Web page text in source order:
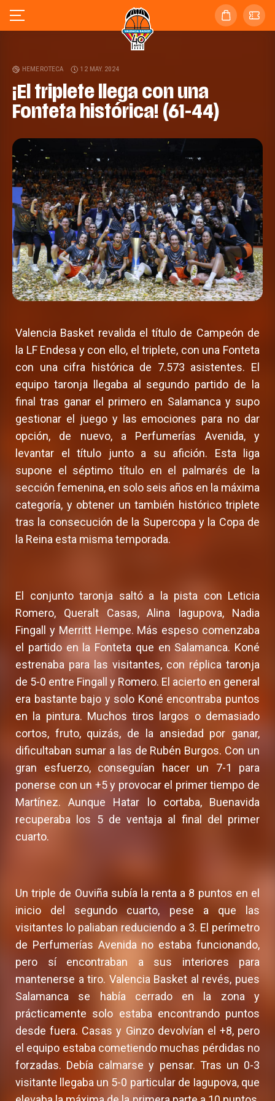
HEMEROTECA 12 MAY. 2024
¡El triplete llega con una
Fonteta histórica! (61-44)
Valencia Basket revalida el título de Campeón de
la LF Endesa y con ello, el triplete, con una Fonteta
con una cifra histórica de 7.573 asistentes. El
equipo taronja llegaba al segundo partido de la
final tras ganar el primero en Salamanca y supo
gestionar el juego y las emociones para no dar
opción, de nuevo, a Perfumerías Avenida, y
levantar el título junto a su afición. Esta liga
supone el séptimo título en el palmarés de la
sección femenina, en solo seis años en la máxima
categoría, y obtener un también histórico triplete
tras la consecución de la Supercopa y la Copa de
la Reina esta misma temporada.
El conjunto taronja saltó a la pista con Leticia
Romero, Queralt Casas, Alina Iagupova, Nadia
Fingall y Merritt Hempe. Más espeso comenzaba
el partido en la Fonteta que en Salamanca. Koné
estrenaba para las visitantes, con réplica taronja
de 5-0 entre Fingall y Romero. El acierto en general
era bastante bajo y solo Koné encontraba puntos
en la pintura. Muchos tiros largos o demasiado
cortos, fruto, quizás, de la ansiedad por ganar,
dificultaban sumar a las de Rubén Burgos. Con un
gran esfuerzo, conseguían hacer un 7-1 para
ponerse con un +5 y provocar el primer tiempo de
Martínez. Aunque Hatar lo cortaba, Buenavida
recuperaba los 5 de ventaja al final del primer
cuarto.
Un triple de Ouviña subía la renta a 8 puntos en el
inicio del segundo cuarto, pese a que las
visitantes lo paliaban reduciendo a 3. El perímetro
de Perfumerías Avenida no estaba funcionando,
pero sí encontraban a sus interiores para
mantenerse a tiro. Valencia Basket al revés, pues
Salamanca se había cerrado en la zona y
prácticamente solo estaba encontrando puntos
desde fuera. Casas y Ginzo devolvían el +8, pero
el equipo estaba cometiendo muchas pérdidas no
forzadas. Debía calmarse y pensar. Tras un 0-3
visitante llegaba un 5-0 particular de Iagupova, que